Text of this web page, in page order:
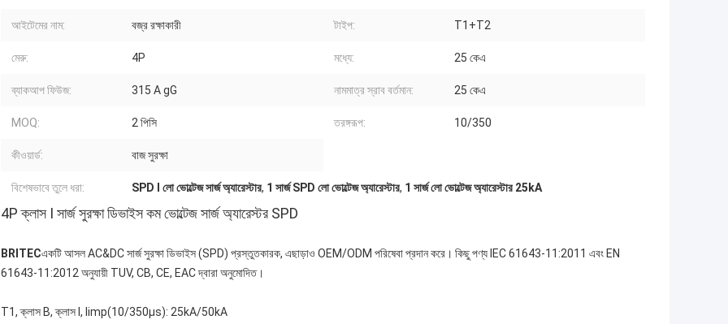
আইটেমের নাম: বজ্র রক্ষাকারী টাইপ: T1+T2
মেরু: 4P মধ্যে: 25 কেএ
ব্যাকআপ ফিউজ: 315 A gG নামমাত্র স্রাব বর্তমান: 25 কেএ
MOQ: 2 পিসি তরঙ্গরূপ: 10/350
কীওয়ার্ড: বাজ সুরক্ষা
বিশেষভাবে তুলে ধরা: SPD I লো ভোল্টেজ সার্জ অ্যারেস্টার, 1 সার্জ SPD লো ভোল্টেজ অ্যারেস্টার, 1 সার্জ লো ভোল্টেজ অ্যারেস্টার 25kA
4P ক্লাস I সার্জ সুরক্ষা ডিভাইস কম ভোল্টেজ সার্জ অ্যারেস্টর SPD
BRITECএকটি আসল AC&DC সার্জ সুরক্ষা ডিভাইস (SPD) প্রস্তুতকারক, এছাড়াও OEM/ODM পরিষেবা প্রদান করে। কিছু পণ্য IEC 61643-11:2011 এবং EN
61643-11:2012 অনুযায়ী TUV, CB, CE, EAC দ্বারা অনুমোদিত।
T1, ক্লাস B, ক্লাস I, Iimp(10/350µs): 25kA/50kA